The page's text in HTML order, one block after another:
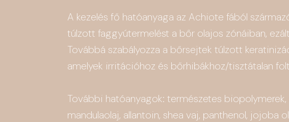
A kezelés fő hatóanyaga az Achiote fából
túlzott faggyútermelést a bőr olajos zónáiban,
Továbbá szabályozza a bőrsejtek túlzott
amelyek irritációhoz és bőrhibákhoz/tisztátalan
További hatóanyagok: természetes
mandulaolaj, allantoin, shea vaj, panthenol, jojoba